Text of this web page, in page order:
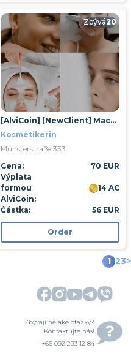
Zbývá20
[AlviCoin] [NewClient] Массаж лица
Kosmetikerin
Münsterstraße 333
Cena:
70 EUR
Výplata
formou
AlviCoin:
14 AC
Částka: 56 EUR
Order
1 23>
Zbývají nějaké otázky?
Kontaktujte nás!
+66 092 293 12 84